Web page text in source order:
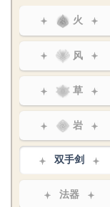
火
风
草
岩
双手剑
法器